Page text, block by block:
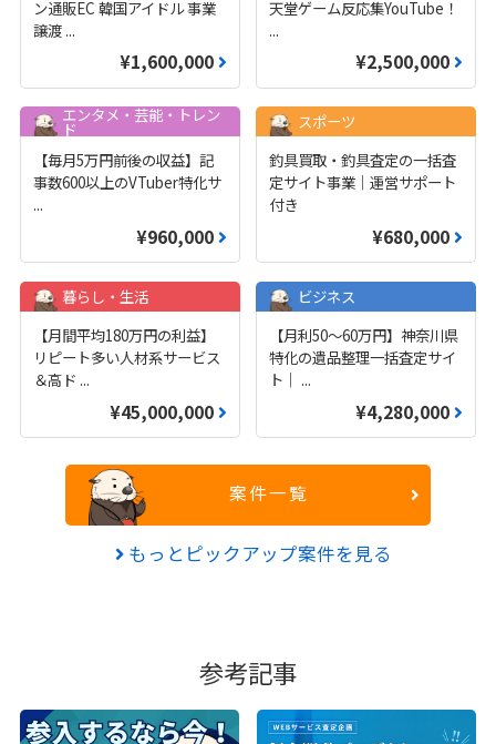
ン通販EC 韓国アイドル 事業
譲渡 ...
¥1,600,000
天堂ゲーム反応集YouTube！
...
¥2,500,000
エンタメ・芸能・トレン
ド
【毎月5万円前後の収益】記
事数600以上のVTuber特化サ
...
¥960,000
スポーツ
釣具買取・釣具査定の一括査
定サイト事業｜運営サポート
付き
¥680,000
暮らし・生活
【月間平均180万円の利益】
リピート多い人材系サービス
＆高ド ...
¥45,000,000
ビジネス
【月利50〜60万円】神奈川県
特化の遺品整理一括査定サイ
ト｜ ...
¥4,280,000
案件一覧
もっとピックアップ案件を見る
参考記事